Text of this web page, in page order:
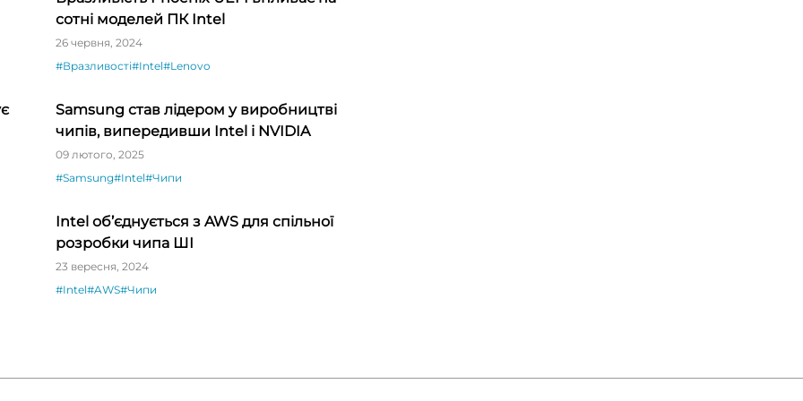
сотні моделей ПК Intel
26 червня, 2024
#Вразливості#Intel#Lenovo
Samsung став лідером у виробництві
чипів, випередивши Intel і NVIDIA
09 лютого, 2025
#Samsung#Intel#Чипи
Intel об’єднується з AWS для спільної
розробки чипа ШІ
23 вересня, 2024
#Intel#AWS#Чипи